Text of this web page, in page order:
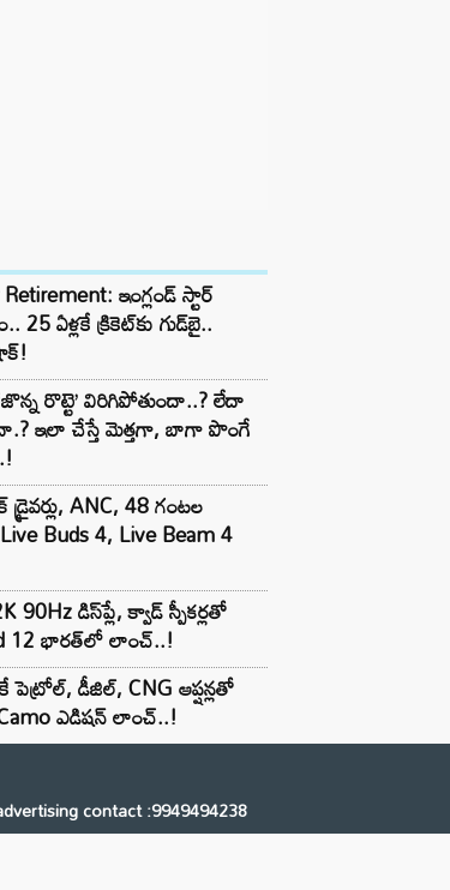
ఇంగ్లండ్ స్టార్
25 ఏళ్లకే క్రికెట్‌కు గుడ్‌బై..
రొట్టె’ విరిగిపోతుందా..? లేదా
ఇలా చేస్తే మెత్తగా, బాగా పొంగే
ANC, 48 గంటల
Buds 4, Live Beam 4
90Hz డిస్‌ప్లే, క్వాడ్ స్పీకర్లతో
12 భారత్‌లో లాంచ్..!
పెట్రోల్, డీజిల్, CNG ఆప్షన్లతో
ఎడిషన్ లాంచ్..!
contact :9949494238
Email: digital@ntvnetwork.com